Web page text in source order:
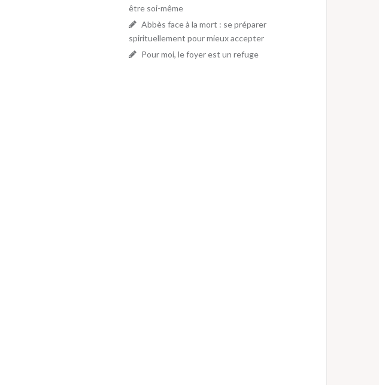
être soi-même
Abbès face à la mort : se préparer
spirituellement pour mieux accepter
Pour moi, le foyer est un refuge